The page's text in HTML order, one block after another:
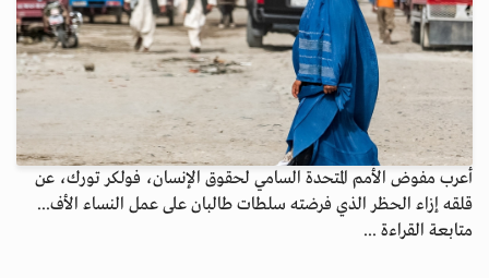
أعرب مفوض الأمم المتحدة السامي لحقوق الإنسان، فولكر تورك، عن
قلقه إزاء الحظر الذي فرضته سلطات طالبان على عمل النساء الأف...
متابعة القراءة ...